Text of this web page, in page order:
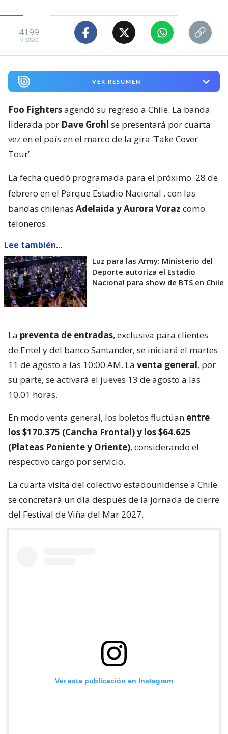
4199
visitas
VER RESUMEN
Foo Fightersagendó su regreso a Chile. La banda
liderada por Dave Grohl se presentará por cuarta
vez en el país en el marco de la gira ‘Take Cover
Tour’.
La fecha quedó programada para el próximo 28 de
febrero en el Parque Estadio Nacional , con las
bandas chilenas Adelaida y Aurora Voraz como
teloneros.
Lee también...
Luz para las Army: Ministerio del
Deporte autoriza el Estadio
Nacional para show de BTS en Chile
La preventa de entradas, exclusiva para clientes
de Entel y del banco Santander, se iniciará el martes
11 de agosto a las 10:00 AM. La venta general, por
su parte, se activará el jueves 13 de agosto a las
10.01 horas.
En modo venta general, los boletos fluctúan entre
los $170.375 (Cancha Frontal) y los $64.625
(Plateas Poniente y Oriente), considerando el
respectivo cargo por servicio.
La cuarta visita del colectivo estadounidense a Chile
se concretará un día después de la jornada de cierre
del Festival de Viña del Mar 2027.
Ver esta publicación en Instagram